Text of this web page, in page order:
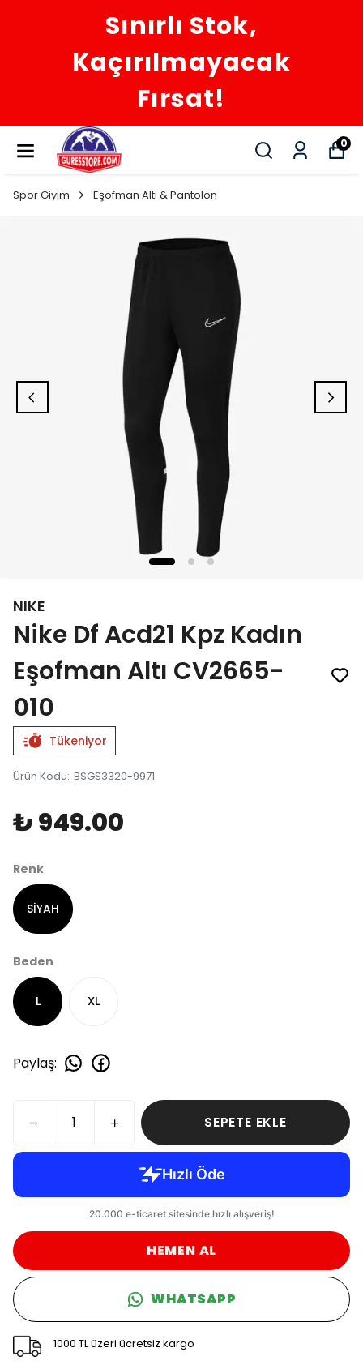
Sınırlı Stok,
Kaçırılmayacak
Fırsat!
0
Spor Giyim Eşofman Altı & Pantolon
NIKE
Nike Df Acd21 Kpz Kadın
Eşofman Altı CV2665-
010
Tükeniyor
Ürün Kodu: BSGS3320-9971
₺ 949.00
Renk
SİYAH
Beden
L XL
Paylaş:
SEPETE EKLE
HEMEN AL
WHATSAPP
1000 TL üzeri ücretsiz kargo